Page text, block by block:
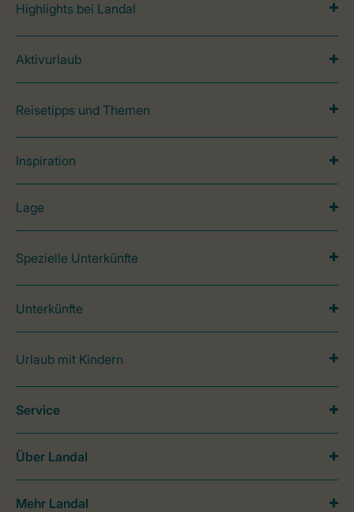
Highlights bei Landal
Aktivurlaub
Reisetipps und Themen
Inspiration
Lage
Spezielle Unterkünfte
Unterkünfte
Urlaub mit Kindern
Service
Über Landal
Mehr Landal